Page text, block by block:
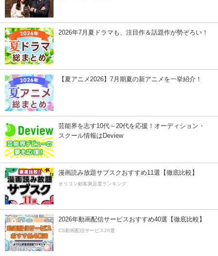
2026年7月夏ドラマも、注目作＆話題作が勢ぞろい！
【夏アニメ2026】7月期夏の新アニメを一挙紹介！
芸能界を志す10代～20代を応援！オーディション・
スクール情報はDeview
漫画読み放題サブスクおすすめ11選【徹底比較】
オリコン顧客満足度ランキング
2026年動画配信サービスおすすめ40選【徹底比較】
CS動画配信サービス20選